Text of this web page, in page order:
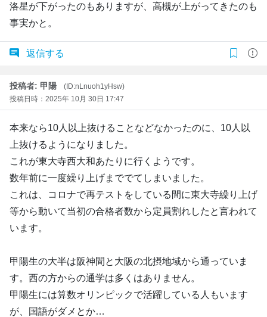
洛星が下がったのもありますが、高槻が上がってきたのも
事実かと。
返信する
投稿者: 甲陽
(ID:nLnuoh1yHsw)
投稿日時：2025年 10月 30日 17:47
本来なら10人以上抜けることなどなかったのに、10人以
上抜けるようになりました。
これが東大寺西大和あたりに行くようです。
数年前に一度繰り上げまででてしまいました。
これは、コロナで再テストをしている間に東大寺繰り上げ
等から動いて当初の合格者数から定員割れしたと言われて
います。
甲陽生の大半は阪神間と大阪の北摂地域から通っていま
す。西の方からの通学は多くはありません。
甲陽生には算数オリンピックで活躍している人もいます
が、国語がダメとか…